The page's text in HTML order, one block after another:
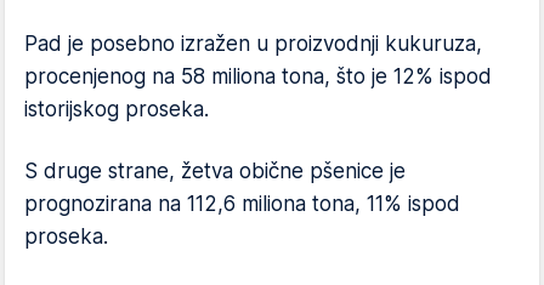
Pad je posebno izražen u proizvodnji kukuruza,
procenjenog na 58 miliona tona, što je 12% ispod
istorijskog proseka.
S druge strane, žetva obične pšenice je
prognozirana na 112,6 miliona tona, 11% ispod
proseka.